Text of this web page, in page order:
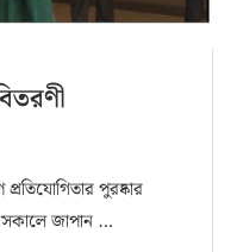
পুরষ্কার
সকালে জাপান …